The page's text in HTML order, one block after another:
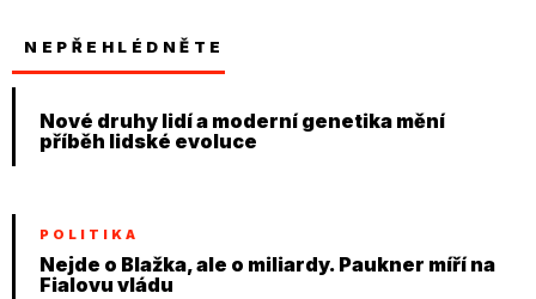
NEPŘEHLÉDNĚTE
Nové druhy lidí a moderní genetika mění
příběh lidské evoluce
POLITIKA
Nejde o Blažka, ale o miliardy. Paukner míří na
Fialovu vládu